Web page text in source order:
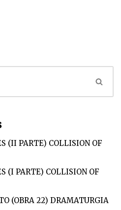
(II PARTE) COLLISION OF
(I PARTE) COLLISION OF
(OBRA 22) DRAMATURGIA